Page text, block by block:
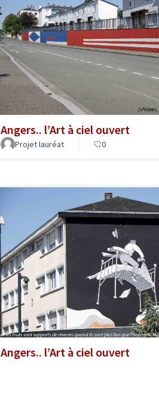
Angers.. l’Art à ciel ouvert
Projet lauréat 0
Angers.. l’Art à ciel ouvert